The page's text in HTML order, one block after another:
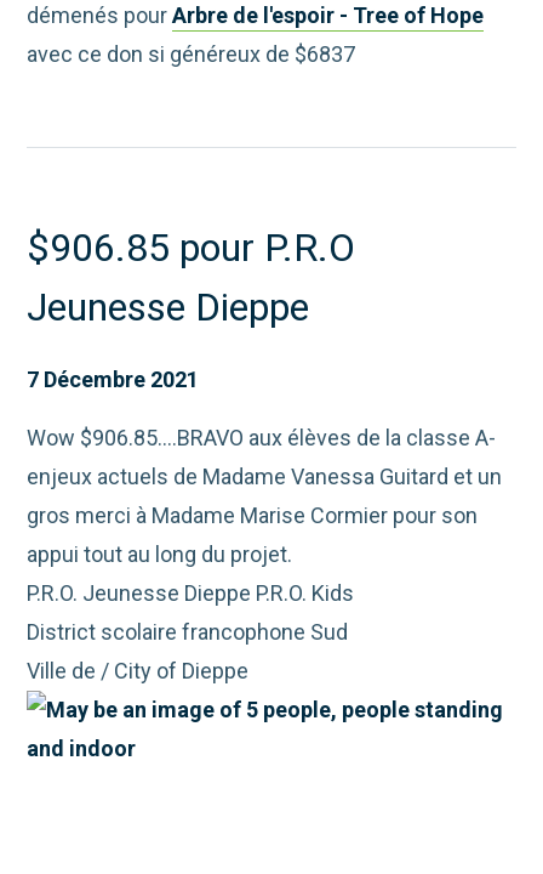
démenés pourArbre de l'espoir - Tree of Hope
avec ce don si généreux de $6837
$906.85 pour P.R.O
Jeunesse Dieppe
7 Décembre 2021
Wow $906.85....BRAVO aux élèves de la classe A-
enjeux actuels de Madame Vanessa Guitard et un
gros merci à Madame Marise Cormier pour son
appui tout au long du projet.
P.R.O. Jeunesse Dieppe P.R.O. Kids
District scolaire francophone Sud
Ville de / City of Dieppe